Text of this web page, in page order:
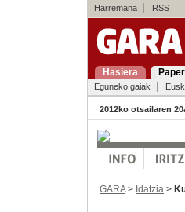
Harremana RSS
Hasiera
Eguneko gaiak
2012ko otsailaren
GARA> Idatzia >